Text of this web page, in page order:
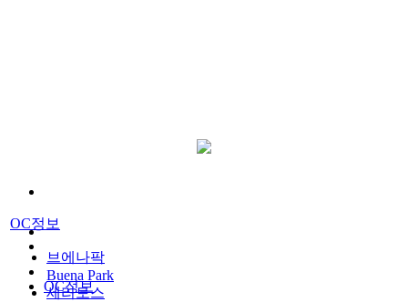
OC정보
OC정보
브에나팍
Buena Park
세리토스